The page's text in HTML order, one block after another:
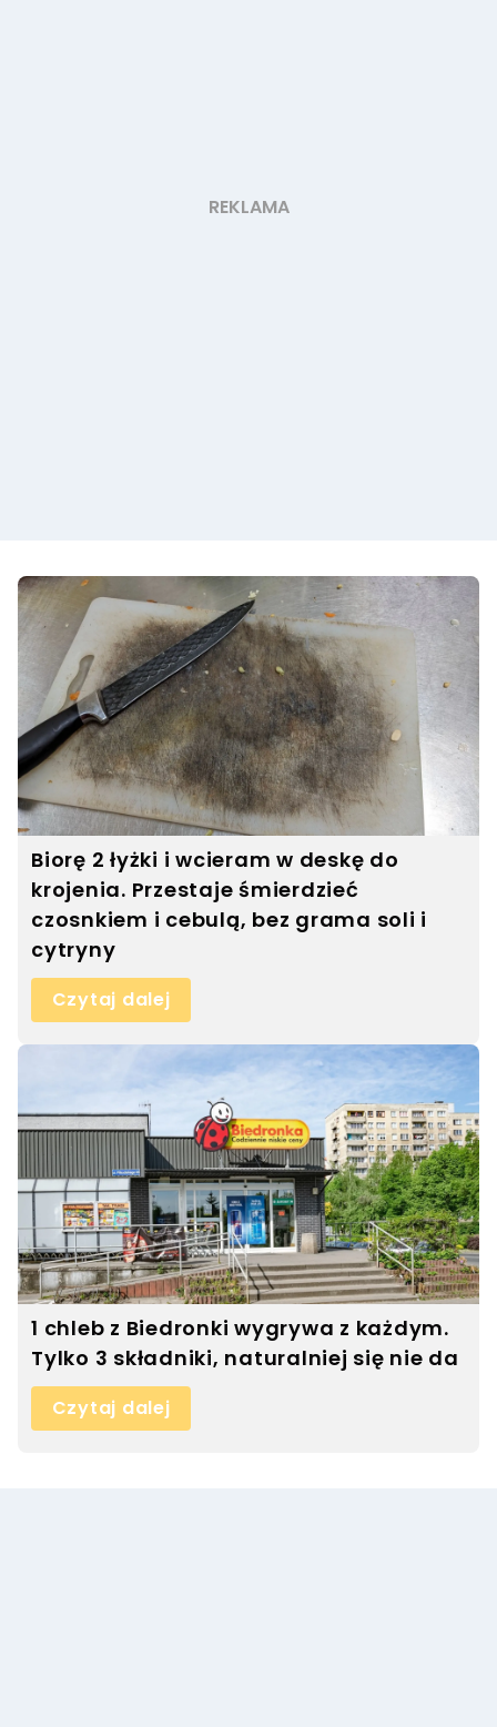
Biorę 2 łyżki i wcieram w deskę do
krojenia. Przestaje śmierdzieć
czosnkiem i cebulą, bez grama soli i
cytryny
Czytaj dalej
1 chleb z Biedronki wygrywa z każdym.
Tylko 3 składniki, naturalniej się nie da
Czytaj dalej